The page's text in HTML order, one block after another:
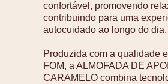
confortável, promovendo
contribuindo para uma
autocuidado ao longo do dia.
Produzida com a qualidade
FOM, a ALMOFADA DE
CARAMELO combina